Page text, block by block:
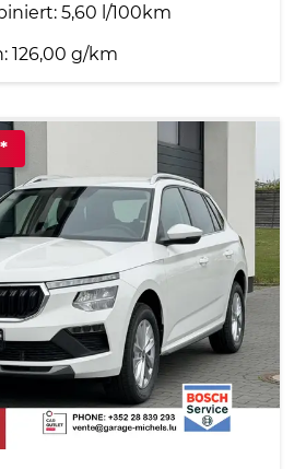
5,60 l/100km
126,00 g/km